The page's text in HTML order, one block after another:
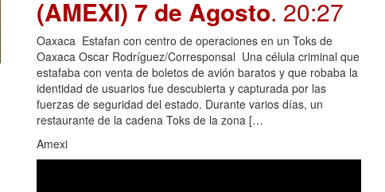
(AMEXI) 7 de Agosto. 20:27
Oaxaca Estafan con centro de operaciones en un Toks de
Oaxaca Oscar Rodríguez/Corresponsal Una célula criminal que
estafaba con venta de boletos de avión baratos y que robaba la
identidad de usuarios fue descubierta y capturada por las
fuerzas de seguridad del estado. Durante varios días, un
restaurante de la cadena Toks de la zona […
Amexi